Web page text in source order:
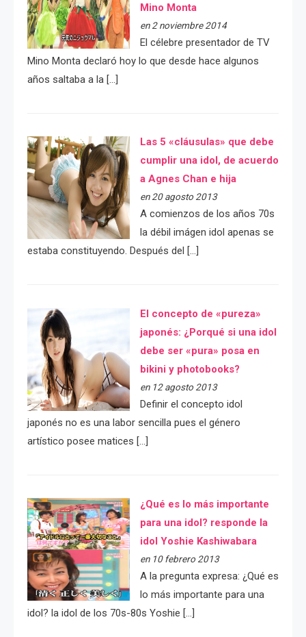
Mino Monta
en 2 noviembre 2014
El célebre presentador de TV
Mino Monta declaró hoy lo que desde hace algunos
años saltaba a la […]
Las 5 «cláusulas» que debe
cumplir una idol, de acuerdo
a Agnes Chan e hija
en 20 agosto 2013
A comienzos de los años 70s
la débil imágen idol apenas se
estaba constituyendo. Después del […]
El concepto de «pureza»
japonés: ¿Porqué si una idol
debe ser «pura» posa en
bikini y photobooks?
en 12 agosto 2013
Definir el concepto idol
japonés no es una labor sencilla pues el género
artístico posee matices […]
¿Qué es lo más importante
para una idol? responde la
idol Yoshie Kashiwabara
en 10 febrero 2013
A la pregunta expresa: ¿Qué es
lo más importante para una
idol? la idol de los 70s-80s Yoshie […]